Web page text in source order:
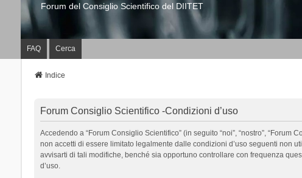
Forum del Consiglio Scientifico del DIITET
FAQ Cerca
Indice
Forum Consiglio Scientifico -Condizioni d’uso
Accedendo a “Forum Consiglio Scientifico” (in seguito “noi”, “nostro”,
non accetti di essere limitato legalmente dalle condizioni d’uso seguenti non
avvisarti di tali modifiche, benché sia opportuno controllare con frequenza
d’uso.